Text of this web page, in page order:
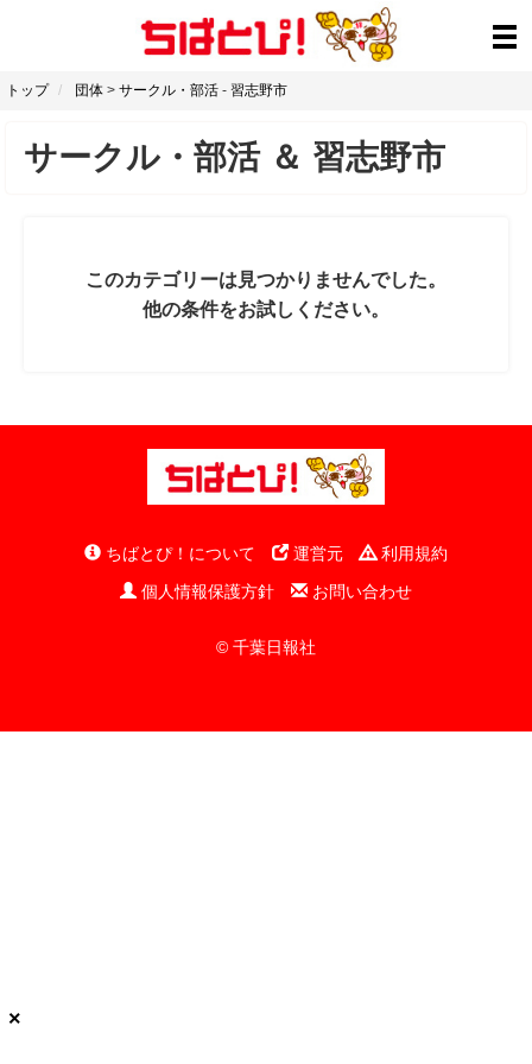
トップ 団体 > サークル・部活 - 習志野市
サークル・部活＆ 習志野市
このカテゴリーは見つかりませんでした。
他の条件をお試しください。
ちばとぴ！について 運営元
利用規約
個人情報保護方針
お問い合わせ
© 千葉日報社
×